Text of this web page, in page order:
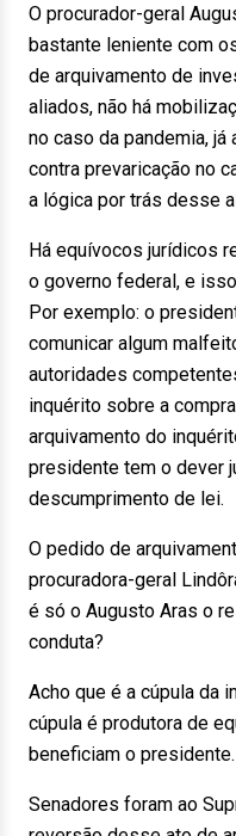
O procurador-geral
bastante leniente com
de arquivamento de
aliados, não há
no caso da pandemia, já
contra prevaricação no
a lógica por trás desse
Há equívocos jurídicos
o governo federal, e
Por exemplo: o
comunicar algum
autoridades
inquérito sobre a
arquivamento do
presidente tem o dever
descumprimento de lei.
O pedido de
procuradora-geral
é só o Augusto Aras o
conduta?
Acho que é a cúpula da
cúpula é produtora de
beneficiam o
Senadores foram ao